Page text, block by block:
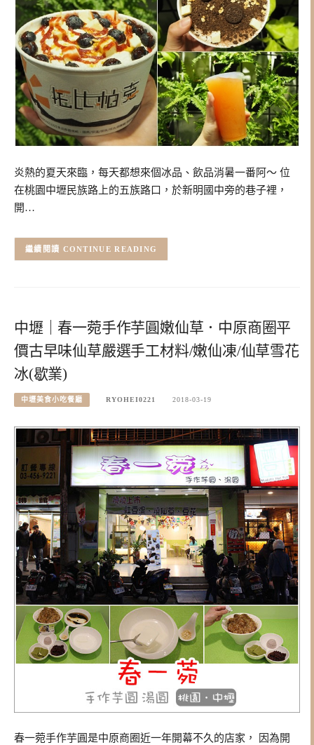
炎熱的夏天來臨，每天都想來個冰品、飲品消暑一番阿～ 位
在桃園中壢民族路上的五族路口，於新明國中旁的巷子裡，
開…
CONTINUE READING
中壢｜春一菀手作芋圓嫩仙草．中原商圈平
價古早味仙草嚴選手工材料/嫩仙凍/仙草雪花
冰(歇業)
中壢美食小吃餐廳 RYOHEI0221 2018-03-19
春一菀手作芋圓是中原商圈近一年開幕不久的店家， 因為開